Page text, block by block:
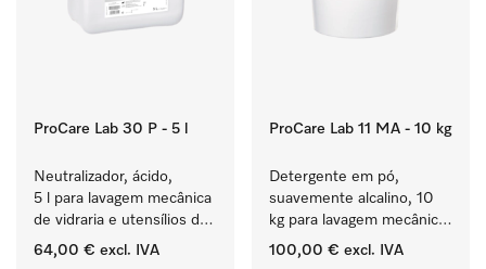
ProCare Lab 30 P - 5 l
Neutralizador, ácido,
5 l para lavagem mecânica
de vidraria e utensílios de
laboratório.
64,00 € excl. IVA
ProCare Lab 11 MA - 10 kg
Detergente em pó,
suavemente alcalino, 10
kg para lavagem mecânica
cuidada de vidraria e
100,00 € excl. IVA